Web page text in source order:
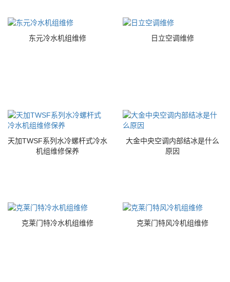
东元冷水机组维修 日立空调维修
天加TWSF系列水冷螺杆式冷水
机组维修保养
大金中央空调内部结冰是什么
原因
克莱门特冷水机组维修 克莱门特风冷机组维修